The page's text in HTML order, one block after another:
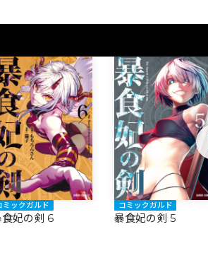
ミックガルド
食妃の剣 6
コミックガルド
暴食妃の剣 5